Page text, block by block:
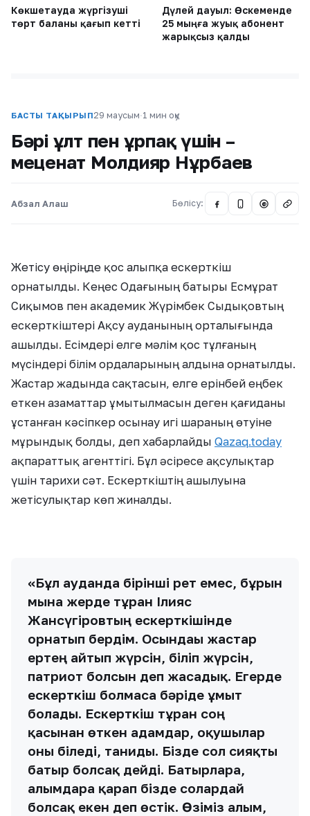
Көкшетауда жүргізуші
төрт баланы қағып кетті
Дүлей дауыл: Өскеменде
25 мыңға жуық абонент
жарықсыз қалды
БАСТЫ ТАҚЫРЫП29 маусым·1 мин оқу
Бәрі ұлт пен ұрпақ үшін –
меценат Молдияр Нұрбаев
Абзал Алаш Бөлісу: @
Жетісу өңіріңде қос алыпқа ескерткіш
орнатылды. Кеңес Одағының батыры Есмұрат
Сиқымов пен академик Жүрімбек Сыдықовтың
ескерткіштері Ақсу ауданының орталығында
ашылды. Есімдері елге мәлім қос тұлғаның
мүсіндері білім ордаларының алдына орнатылды.
Жастар жадында сақтасын, елге ерінбей еңбек
еткен азаматтар ұмытылмасын деген қағиданы
ұстанған кәсіпкер осынау игі шараның өтуіне
мұрындық болды, деп хабарлайды Qazaq.today
ақпараттық агенттігі. Бұл әсіресе ақсулықтар
үшін тарихи сәт. Ескерткіштің ашылуына
жетісулықтар көп жиналды.
«Бұл ауданда бірінші рет емес, бұрын
мына жерде тұрған Ілияс
Жансүгіровтың ескерткішінде
орнатып бердім. Осындағы жастар
ертең айтып жүрсін, біліп жүрсін,
патриот болсын деп жасадық. Егерде
ескерткіш болмаса бәріде ұмыт
болады. Ескерткіш тұрған соң
қасынан өткен адамдар, оқушылар
оны біледі, таниды. Бізде сол сияқты
батыр болсақ дейді. Батырларға,
ғалымдарға қарап бізде солардай
болсақ екен деп өстік. Өзіміз ғалым,